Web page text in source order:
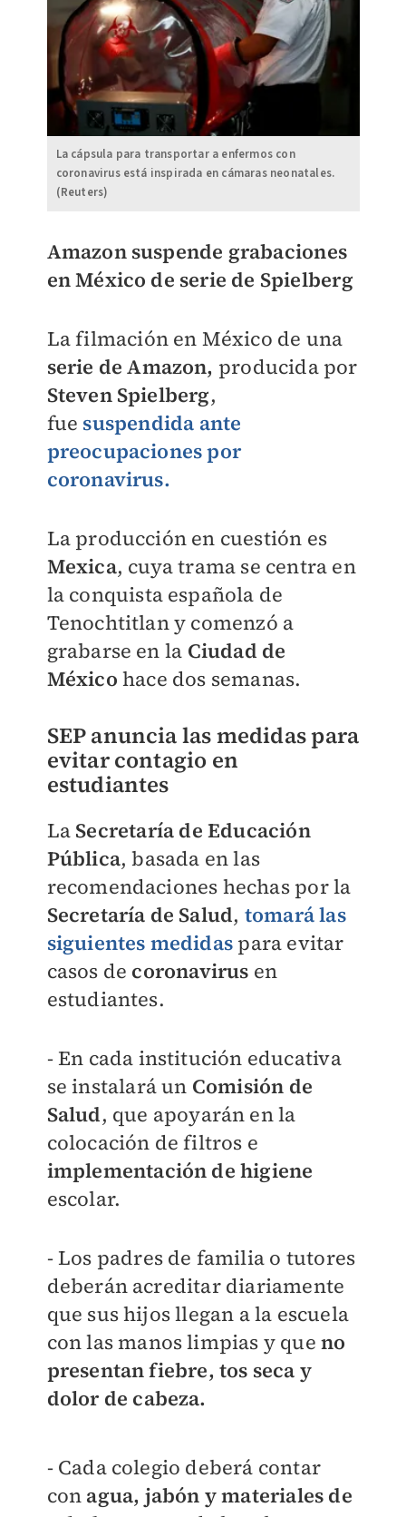
La cápsula para transportar a enfermos con
coronavirus está inspirada en cámaras neonatales.
(Reuters)
Amazon suspende grabaciones
en México de serie de Spielberg
La filmación en México de una
serie de Amazon, producida por
Steven Spielberg,
fue suspendida ante
preocupaciones por
coronavirus.
La producción en cuestión es
Mexica, cuya trama se centra en
la conquista española de
Tenochtitlan y comenzó a
grabarse en la Ciudad de
México hace dos semanas.
SEP anuncia las medidas para
evitar contagio en
estudiantes
La Secretaría de Educación
Pública, basada en las
recomendaciones hechas por la
Secretaría de Salud, tomará las
siguientes medidas para evitar
casos de coronavirus en
estudiantes.
- En cada institución educativa
se instalará un Comisión de
Salud, que apoyarán en la
colocación de filtros e
implementación de higiene
escolar.
- Los padres de familia o tutores
deberán acreditar diariamente
que sus hijos llegan a la escuela
con las manos limpias y que no
presentan fiebre, tos seca y
dolor de cabeza.
- Cada colegio deberá contar
con agua, jabón y materiales de